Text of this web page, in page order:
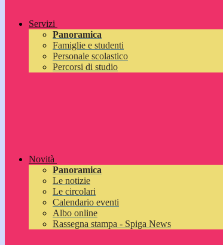
Servizi
Panoramica
Famiglie e studenti
Personale scolastico
Percorsi di studio
Novità
Panoramica
Le notizie
Le circolari
Calendario eventi
Albo online
Rassegna stampa - Spiga News